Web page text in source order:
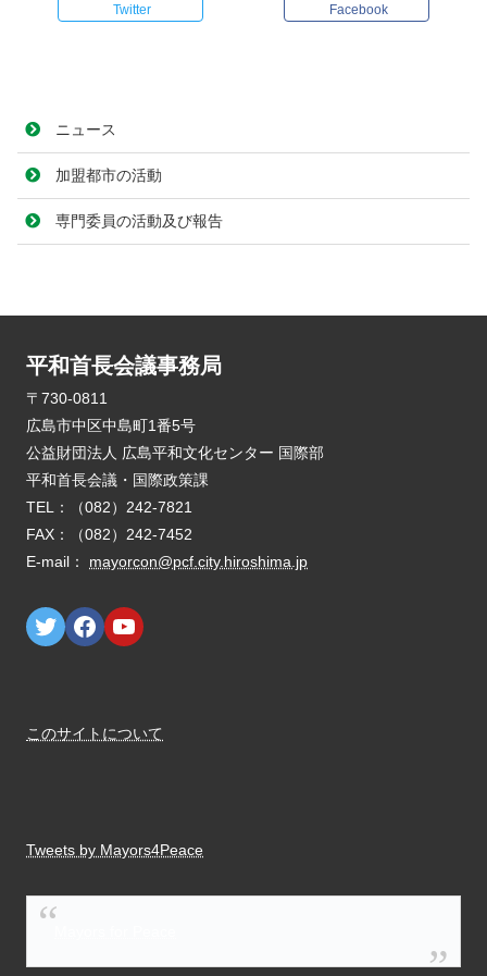
Twitter Facebook
ニュース
加盟都市の活動
専門委員の活動及び報告
平和首長会議事務局
E-mail： mayorcon@pcf.city.hiroshima.jp
このサイトについて
Tweets by Mayors4Peace